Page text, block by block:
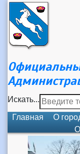
Искать...
Главная
О